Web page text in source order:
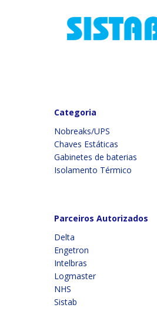
Categoria
Nobreaks/UPS
Chaves Estáticas
Gabinetes de baterias
Isolamento Térmico
Parceiros Autorizados
Delta
Engetron
Intelbras
Logmaster
NHS
Sistab